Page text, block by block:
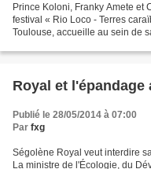
Prince Koloni, Franky Amete et
festival « Rio Loco - Terres
Toulouse, accueille au sein de
Royal et l'épandage
Publié le 28/05/2014 à 07:00
Par fxg
Ségolène Royal veut interdire
La ministre de l'Écologie, du